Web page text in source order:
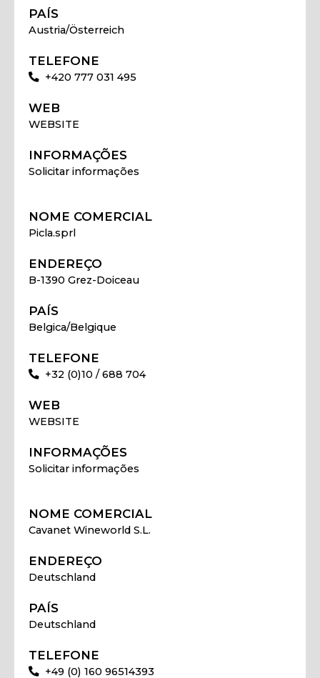
PAÍS
Austria/Österreich
TELEFONE
+420 777 031 495
WEB
WEBSITE
INFORMAÇÕES
Solicitar informações
NOME COMERCIAL
Picla.sprl
ENDEREÇO
B-1390 Grez-Doiceau
PAÍS
Belgica/Belgique
TELEFONE
+32 (0)10 / 688 704
WEB
WEBSITE
INFORMAÇÕES
Solicitar informações
NOME COMERCIAL
Cavanet Wineworld S.L.
ENDEREÇO
Deutschland
PAÍS
Deutschland
TELEFONE
+49 (0) 160 96514393